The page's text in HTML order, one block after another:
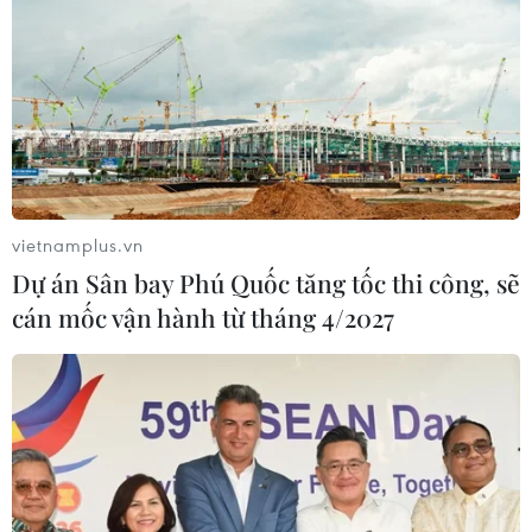
Đào tạo cho cán bộ y tế Việt Nam về thực
hành tiêm chủng trọn đời
18/11/2022 11:28
Nội dung đào tạo nhằm xây dựng một chương trình cơ
bản, trang bị kiến thức miễn dịch học, vaccine học và
vietnamplus.vn
Dự án Sân bay Phú Quốc tăng tốc thi công, sẽ
cán mốc vận hành từ tháng 4/2027